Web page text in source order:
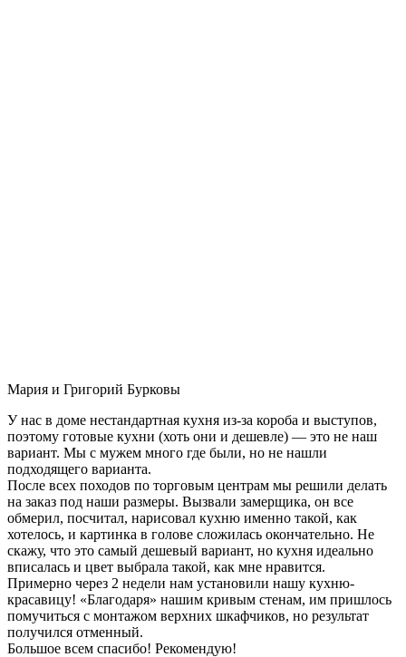
Мария и Григорий Бурковы
У нас в доме нестандартная кухня из-за короба и выступов,
поэтому готовые кухни (хоть они и дешевле) — это не наш
вариант. Мы с мужем много где были, но не нашли
подходящего варианта.
После всех походов по торговым центрам мы решили делать
на заказ под наши размеры. Вызвали замерщика, он все
обмерил, посчитал, нарисовал кухню именно такой, как
хотелось, и картинка в голове сложилась окончательно. Не
скажу, что это самый дешевый вариант, но кухня идеально
вписалась и цвет выбрала такой, как мне нравится.
Примерно через 2 недели нам установили нашу кухню-
красавицу! «Благодаря» нашим кривым стенам, им пришлось
помучиться с монтажом верхних шкафчиков, но результат
получился отменный.
Большое всем спасибо! Рекомендую!